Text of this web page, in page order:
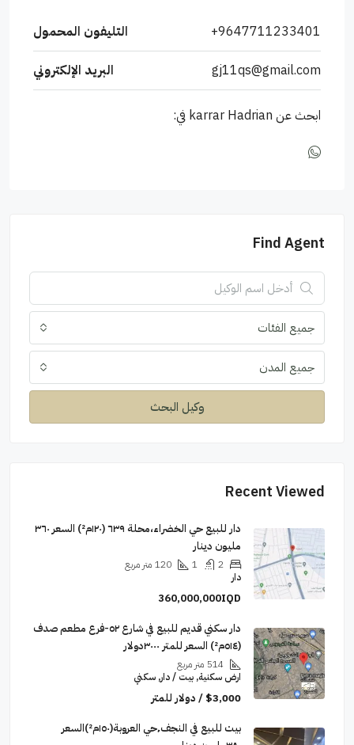
التليفون المحمول +9647711233401
البريد الإلكتروني gj11qs@gmail.com
ابحث عن karrar Hadrian في:
Find Agent
جميع الفئات
جميع المدن
وكيل البحث
Recent Viewed
دار للبيع حي الخضراء،محلة ٦٣٩ (١٢٠م²) السعر ٣٦٠
مليون دينار
2
1
120 متر مربع
دار
360,000,000IQD
دار سكني قديم للبيع في شارع ٥٢-فرع مطعم صدف
(٥١٤م²) السعر للمتر ٣٠٠٠دولار
514 متر مربع
ارض سكنية, بيت / دار, سكني
$3,000 / دولار للمتر
بيت للبيع في النجف٬حي العروبة(١٥٠م²)السعر